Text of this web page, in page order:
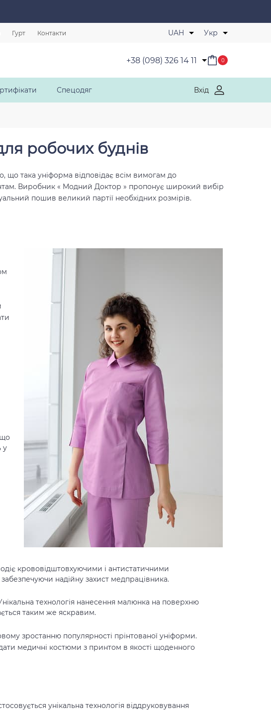
Гурт Контакти UAH Укр
+38 (098) 326 14 11 0
Спецодяг Вхід
робочих буднів
що така уніформа відповідає всім вимогам до
Виробник « Модний Доктор » пропонує широкий вибір
пошив великий партії необхідних розмірів.
що
у
крововідштовхуючими і антистатичними
надійну захист медпрацівника.
технологія нанесення малюнка на поверхню
таким же яскравим.
зростанню популярності прінтованої уніформи.
медичні костюми з принтом в якості щоденного
унікальна технологія віддруковування
Обрані товари